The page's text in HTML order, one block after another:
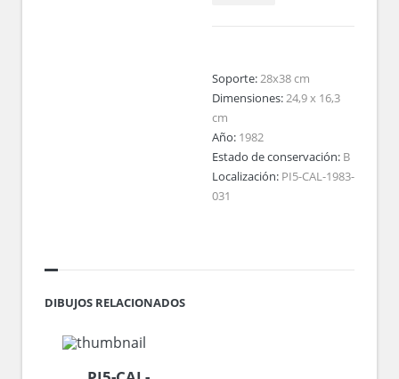
Soporte:28x38 cm
Dimensiones:24,9 x 16,3
cm
Año: 1982
Estado de conservación: B
Localización: PI5-CAL-1983-
031
DIBUJOS RELACIONADOS